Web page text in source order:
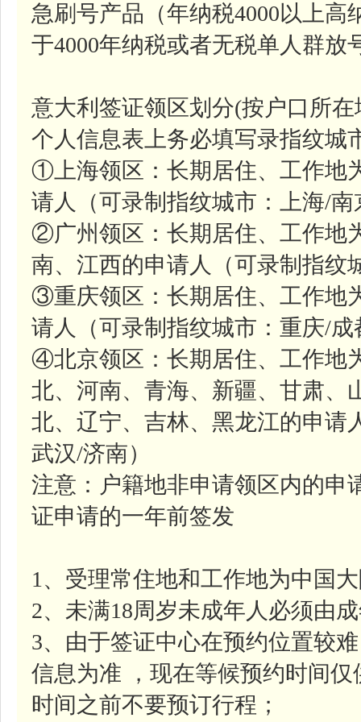
急刷号产品（年纳税4000以上
于4000年纳税或者无税单人群放
意大利签证领区划分(按户口所
个人信息表上务必填写录指纹城
①上海领区：长期居住、工作地
请人（可录制指纹城市：上海/南
②广州领区：长期居住、工作地
南、江西的申请人（可录制指纹
③重庆领区：长期居住、工作地
请人（可录制指纹城市：重庆/成
④北京领区：长期居住、工作地
北、河南、青海、新疆、甘肃、
北、辽宁、吉林、黑龙江的申请
武汉/济南）
注意：户籍地非申请领区内的申
证申请的一年前签发
1、受理常住地和工作地为中国
2、未满18周岁未成年人必须由
3、由于签证中心在预约位置较
信息为准 ，现在等候预约时间
时间之前不要预订行程；